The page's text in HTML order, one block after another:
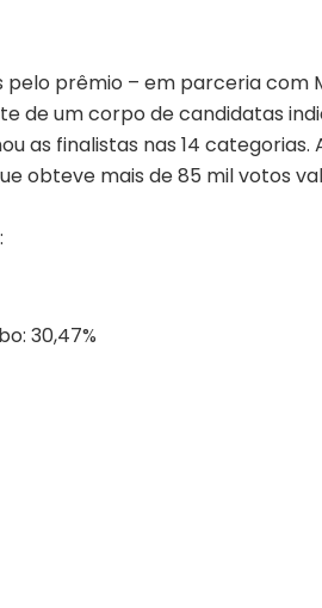
pelo prêmio – em parceria com
de um corpo de candidatas
as finalistas nas 14 categorias.
obteve mais de 85 mil votos
30,47%